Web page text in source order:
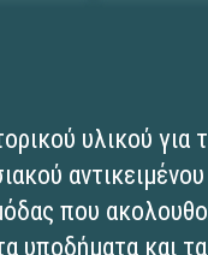
υλικού για
που
υποδήματα και